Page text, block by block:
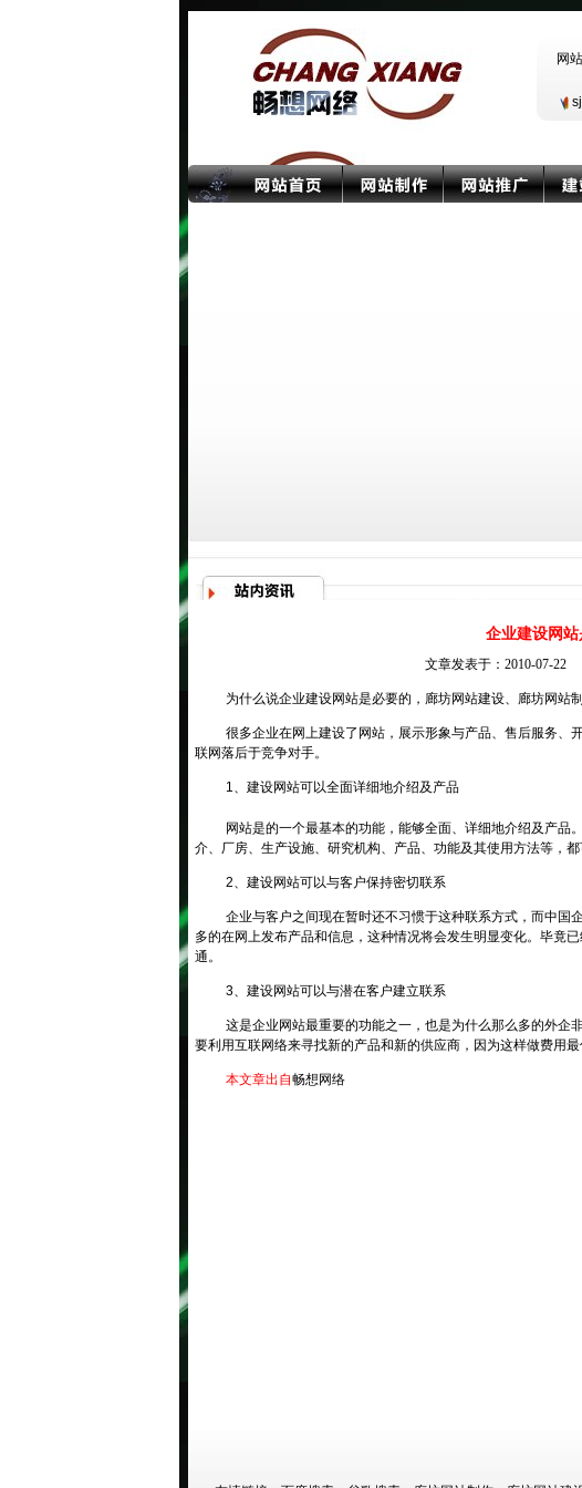
企业建设网
文章发表于：2010-07-22
为什么说企业建设网站是必要的， 廊坊网站建设、 廊坊网站
很多企业在网上建设了网站，展示形象与产品、售后服务、
联网落后于竞争对手。
1、建设网站可以全面详细地介绍及产品
网站是的一个最基本的功能，能够全面、详细地介绍及产
介、厂房、生产设施、研究机构、产品、功能及其使用方法等，都
2、建设网站可以与客户保持密切联系
企业与客户之间现在暂时还不习惯于这种联系方式，而中国
多的在网上发布产品和信息，这种情况将会发生明显变化。毕竟
通。
3、建设网站可以与潜在客户建立联系
这是企业网站最重要的功能之一，也是为什么那么多的外企
要利用互联网络来寻找新的产品和新的供应商，因为这样做费用最
本文章出自畅想网络